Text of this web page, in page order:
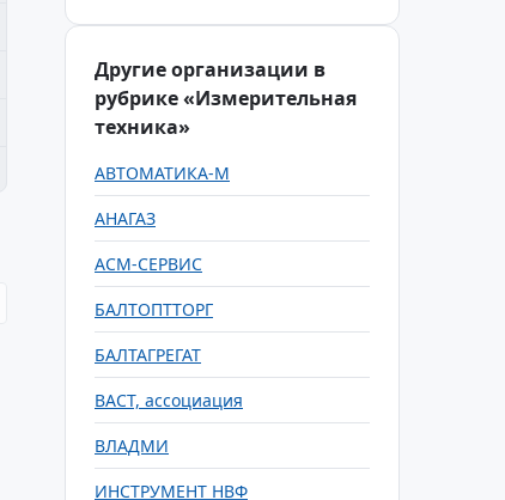
Другие организации в
рубрике «Измерительная
техника»
АВТОМАТИКА-М
АНАГАЗ
АСМ-СЕРВИС
БАЛТОПТТОРГ
БАЛТАГРЕГАТ
ВАСТ, ассоциация
ВЛАДМИ
ИНСТРУМЕНТ НВФ